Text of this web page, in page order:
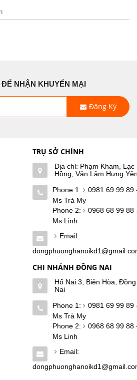
NHẬN KHUYẾN MẠI
Đăng Ký
TRỤ SỞ CHÍNH
Địa chỉ: Phạm Kham, Lạc
Hồng, Văn Lâm Hưng
Phone 1:
0981 69 99 89
Ms Trà My
Phone 2:
0968 68 99 88
Ms Linh
Email:
CHI NHÁNH ĐỒNG NAI
Hố Nai 3, Biên Hòa, Đồng
Nai
Phone 1:
0981 69 99 89
Ms Trà My
Phone 2:
0968 68 99 88
Ms Linh
Email: